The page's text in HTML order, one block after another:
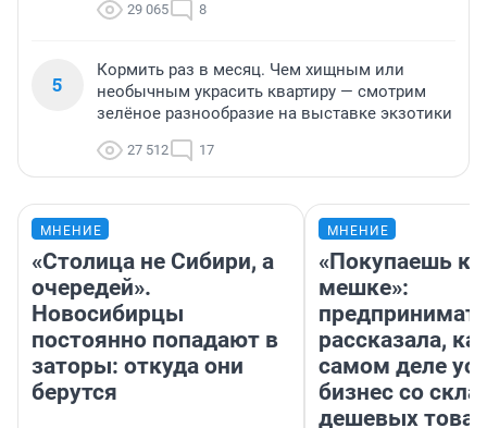
29 065 8
5
Кормить раз в месяц. Чем хищным или
необычным украсить квартиру — смотрим
зелёное разнообразие на выставке экзотики
27 512 17
МНЕНИЕ
«Столица не Сибири, а
очередей».
Новосибирцы
постоянно попадают в
заторы: откуда они
берутся
МНЕНИЕ
«Покупаешь
мешке»:
рассказала,
самом деле
бизнес со
дешевых